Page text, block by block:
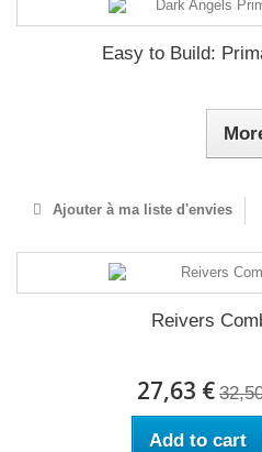
Easy to Build:
Ajouter à ma liste d'envies
Reivers
27,63 €
Add to cart